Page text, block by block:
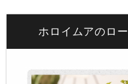
ホロイムアのロ